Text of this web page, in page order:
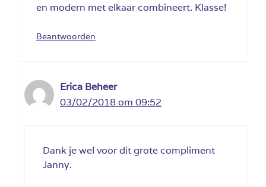
en modern met elkaar combineert. Klasse!
Beantwoorden
Erica Beheer
03/02/2018 om 09:52
Dank je wel voor dit grote compliment
Janny.